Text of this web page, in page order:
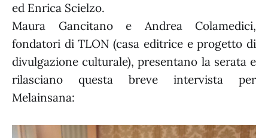
ed Enrica Scielzo.
Maura Gancitano e Andrea Colamedici,
fondatori di TLON (casa editrice e progetto di
divulgazione culturale), presentano la serata e
rilasciano questa breve intervista per
Melainsana: